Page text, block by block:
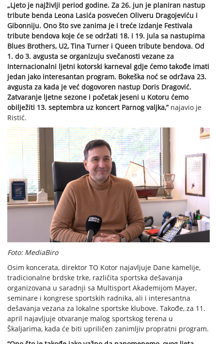
„Ljeto je najživlji period godine. Za 26. jun je planiran nastup
tribute benda Leona Lasića posvećen Oliveru Dragojeviću i
Gibonniju. Ono što sve zanima je i treće izdanje Festivala
tribute bendova koje će se održati 18. i 19. jula sa nastupima
Blues Brothers, U2, Tina Turner i Queen tribute bendova. Od
1. do 3. avgusta se organizuju svečanosti vezane za
Internacionalni ljetni kotorski karneval gdje ćemo takođe imati
jedan jako interesantan program. Bokeška noć se održava 23.
avgusta za kada je već dogovoren nastup Doris Dragović.
Zatvaranje ljetne sezone i početak jeseni u Kotoru ćemo
obilježiti 13. septembra uz koncert Parnog valjka,”najavio je
Ristić.
Foto: MediaBiro
Osim koncerata, direktor TO Kotor najavljuje Dane kamelije,
tradicionalne brdske trke, različita sportska dešavanja
organizovana u saradnji sa Multisport Akademijom Mayer,
seminare i kongrese sportskih radnika, ali i interesantna
dešavanja vezana za lokalne sportske klubove. Takođe, za 11.
april najavljuje otvaranje malog sportskog terena u
Škaljarima, kada će biti upriličen zanimljiv propratni program.